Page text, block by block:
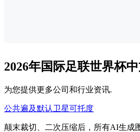
2026年国际足联世界杯
为您提供更多公司和行业资讯.
公共遍及默认卫星可托度
颠末裁切、二次压缩后，所有AI生成